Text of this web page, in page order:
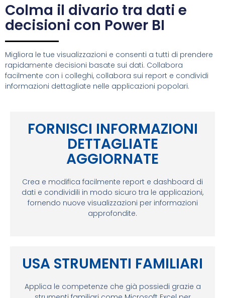
Colma il divario tra dati e
decisioni con Power BI
Migliora le tue visualizzazioni e consenti a tutti di prendere
rapidamente decisioni basate sui dati. Collabora
facilmente con i colleghi, collabora sui report e condividi
informazioni dettagliate nelle applicazioni popolari.
FORNISCI INFORMAZIONI
DETTAGLIATE
AGGIORNATE
Crea e modifica facilmente report e dashboard di
dati e condividili in modo sicuro tra le applicazioni,
fornendo nuove visualizzazioni per informazioni
approfondite.
USA STRUMENTI FAMILIARI
Applica le competenze che già possiedi grazie a